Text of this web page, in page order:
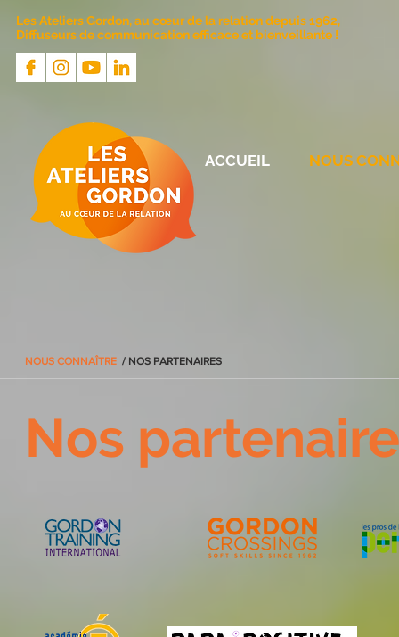
Les Ateliers Gordon, au cœur de la relation depuis 1962,
Diffuseurs de communication efficace et bienveillante !
NOUS CONNAÎTRE / NOS PARTENAIRES
Nos
ACCUEIL NOUS